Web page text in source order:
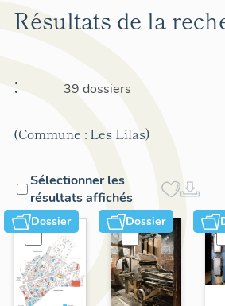
Résultats de la
:
39 dossiers
(Commune : Les Lilas)
Sélectionner les
résultats affichés
Dossier Dossier